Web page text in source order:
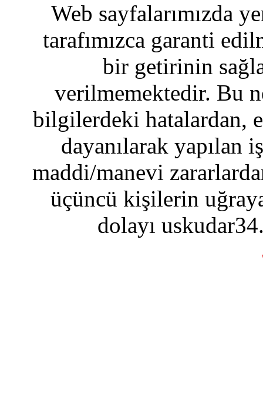
Web sayfalarımızda
tarafımızca garanti
bir getirinin
verilmemektedir. Bu
bilgilerdeki hatalardan,
dayanılarak yapılan
maddi/manevi
üçüncü kişilerin
dolayı